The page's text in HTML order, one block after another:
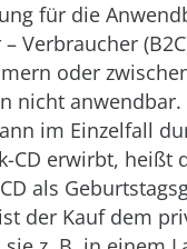
für die
Verbraucher
oder
nicht
im Einzelfall
CD erwirbt, heißt
als
der Kauf dem